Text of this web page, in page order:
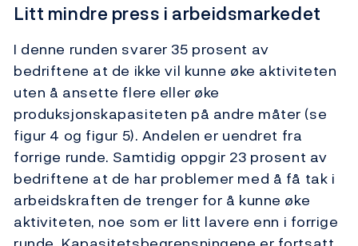
Litt mindre press i arbeidsmarkedet
I denne runden svarer 35 prosent av
bedriftene at de ikke vil kunne øke aktiviteten
uten å ansette flere eller øke
produksjonskapasiteten på andre måter (se
figur 4 og figur 5). Andelen er uendret fra
forrige runde. Samtidig oppgir 23 prosent av
bedriftene at de har problemer med å få tak i
arbeidskraften de trenger for å kunne øke
aktiviteten, noe som er litt lavere enn i forrige